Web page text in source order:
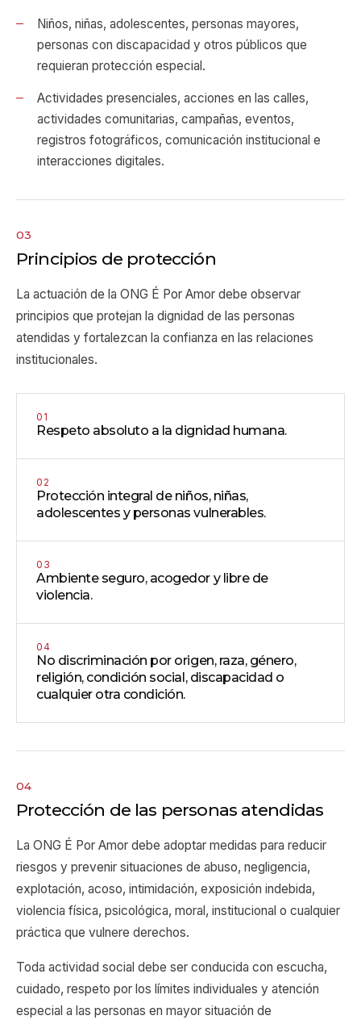
Niños, niñas, adolescentes, personas mayores,
personas con discapacidad y otros públicos que
requieran protección especial.
Actividades presenciales, acciones en las calles,
actividades comunitarias, campañas, eventos,
registros fotográficos, comunicación institucional e
interacciones digitales.
03
Principios de protección
La actuación de la ONG É Por Amor debe observar
principios que protejan la dignidad de las personas
atendidas y fortalezcan la confianza en las relaciones
institucionales.
01
Respeto absoluto a la dignidad humana.
02
Protección integral de niños, niñas,
adolescentes y personas vulnerables.
03
Ambiente seguro, acogedor y libre de
violencia.
04
No discriminación por origen, raza, género,
religión, condición social, discapacidad o
cualquier otra condición.
04
Protección de las personas atendidas
La ONG É Por Amor debe adoptar medidas para reducir
riesgos y prevenir situaciones de abuso, negligencia,
explotación, acoso, intimidación, exposición indebida,
violencia física, psicológica, moral, institucional o cualquier
práctica que vulnere derechos.
Toda actividad social debe ser conducida con escucha,
cuidado, respeto por los límites individuales y atención
especial a las personas en mayor situación de